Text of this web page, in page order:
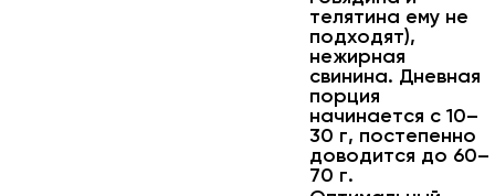
телятина ему не
подходят),
нежирная
свинина. Дневная
порция
начинается с 10–
30 г, постепенно
доводится до 60–
70 г.